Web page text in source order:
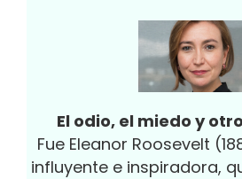
El odio, el miedo y
Fue Eleanor Roosevelt
influyente e inspiradora,